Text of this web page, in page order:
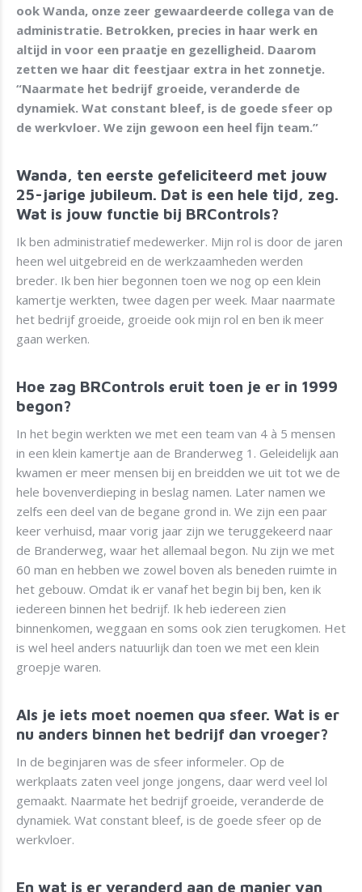
ook Wanda, onze zeer gewaardeerde collega van de
administratie. Betrokken, precies in haar werk en
altijd in voor een praatje en gezelligheid. Daarom
zetten we haar dit feestjaar extra in het zonnetje.
“Naarmate het bedrijf groeide, veranderde de
dynamiek. Wat constant bleef, is de goede sfeer op
de werkvloer. We zijn gewoon een heel fijn team.”
Wanda, ten eerste gefeliciteerd met jouw
25-jarige jubileum. Dat is een hele tijd, zeg.
Wat is jouw functie bij BRControls?
Ik ben administratief medewerker. Mijn rol is door de jaren
heen wel uitgebreid en de werkzaamheden werden
breder. Ik ben hier begonnen toen we nog op een klein
kamertje werkten, twee dagen per week. Maar naarmate
het bedrijf groeide, groeide ook mijn rol en ben ik meer
gaan werken.
Hoe zag BRControls eruit toen je er in 1999
begon?
In het begin werkten we met een team van 4 à 5 mensen
in een klein kamertje aan de Branderweg 1. Geleidelijk aan
kwamen er meer mensen bij en breidden we uit tot we de
hele bovenverdieping in beslag namen. Later namen we
zelfs een deel van de begane grond in. We zijn een paar
keer verhuisd, maar vorig jaar zijn we teruggekeerd naar
de Branderweg, waar het allemaal begon. Nu zijn we met
60 man en hebben we zowel boven als beneden ruimte in
het gebouw. Omdat ik er vanaf het begin bij ben, ken ik
iedereen binnen het bedrijf. Ik heb iedereen zien
binnenkomen, weggaan en soms ook zien terugkomen. Het
is wel heel anders natuurlijk dan toen we met een klein
groepje waren.
Als je iets moet noemen qua sfeer. Wat is er
nu anders binnen het bedrijf dan vroeger?
In de beginjaren was de sfeer informeler. Op de
werkplaats zaten veel jonge jongens, daar werd veel lol
gemaakt. Naarmate het bedrijf groeide, veranderde de
dynamiek. Wat constant bleef, is de goede sfeer op de
werkvloer.
En wat is er veranderd aan de manier van